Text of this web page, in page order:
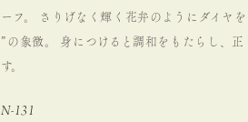
ーフ。 さりげなく輝く花弁のようにダイヤを
”の象徴。 身につけると調和をもたらし、
す。
N-131